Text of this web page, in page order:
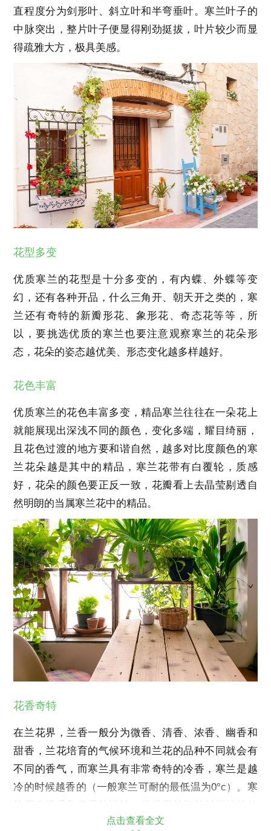
直程度分为剑形叶、斜立叶和半弯垂叶。寒兰叶子的
中脉突出，整片叶子便显得刚劲挺拔，叶片较少而显
得疏雅大方，极具美感。
花型多变
优质寒兰的花型是十分多变的，有内蝶、外蝶等变
幻，还有各种开品，什么三角开、朝天开之类的，寒
兰还有奇特的新瓣形花、象形花、奇态花等等，所
以，要挑选优质的寒兰也要注意观察寒兰的花朵形
态，花朵的姿态越优美、形态变化越多样越好。
花色丰富
优质寒兰的花色丰富多变，精品寒兰往往在一朵花上
就能展现出深浅不同的颜色，变化多端，耀目绮丽，
且花色过渡的地方要和谐自然，越多对比度颜色的寒
兰花朵越是其中的精品，寒兰花带有白覆轮，质感
好，花朵的颜色要正反一致，花瓣看上去晶莹剔透自
然明朗的当属寒兰花中的精品。
花香奇特
在兰花界，兰香一般分为微香、清香、浓香、幽香和
甜香，兰花培育的气候环境和兰花的品种不同就会有
不同的香气，而寒兰具有非常奇特的冷香，寒兰是越
冷的时候越香的（一般寒兰可耐的最低温为0°c）。寒
香，且十分幽香、清香。点击查看全文